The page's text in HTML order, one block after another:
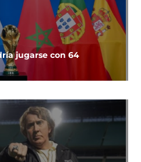
jugarse con 64